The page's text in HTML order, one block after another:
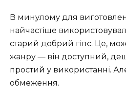
В минулому для
найчастіше
старий добрий гіпс. Це,
жанру — він доступний,
простий у використанні.
обмеження.